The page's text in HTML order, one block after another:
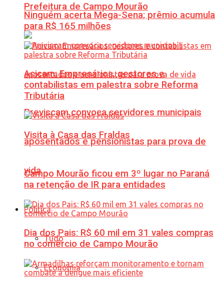
Prefeitura de Campo Mourão
Previscam convoca servidores municipais
aposentados e pensionistas para prova de
vida
Política
Tudo
Economia
Ninguém acerta Mega-Sena; prêmio acumula
para R$ 165 milhões
Acicam: Empresários, gestores e
contabilistas em palestra sobre Reforma
Tributária
Visita à Casa das Fraldas
Campo Mourão ficou em 3º lugar no Paraná
na retenção de IR para entidades
Dia dos Pais: R$ 60 mil em 31 vales compras
no comércio de Campo Mourão